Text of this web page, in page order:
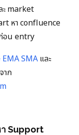
market
หา confluence
อน entry
SMA และ
าก
Support